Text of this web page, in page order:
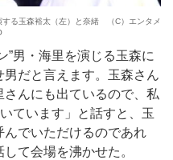
する玉森裕太（左）と奈緒 （C）エンタメ
男・海里を演じる玉森に
だと言えます。玉森さん
んにも出ているので、私
ています」と話すと、玉
でいただけるのであれ
て会場を沸かせた。